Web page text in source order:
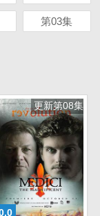
第03集
更新第08集